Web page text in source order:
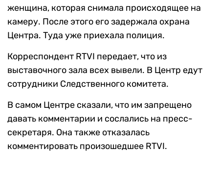
женщина, которая снимала происходящее на
камеру. После этого его задержала охрана
Центра. Туда уже приехала полиция.
Корреспондент RTVI передает, что из
выставочного зала всех вывели. В Центр едут
сотрудники Следственного комитета.
В самом Центре сказали, что им запрещено
давать комментарии и сослались на пресс-
секретаря. Она также отказалась
комментировать произошедшее RTVI.